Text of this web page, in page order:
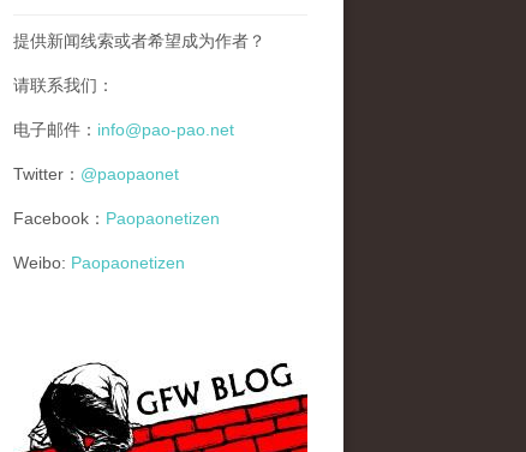
提供新闻线索或者希望成为作者？
请联系我们：
电子邮件： info@pao-pao.net
Twitter： @paopaonet
Facebook： Paopaonetizen
Weibo: Paopaonetizen
gfw_blog_small.jpg